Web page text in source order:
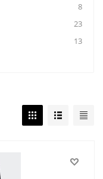
8
23
13